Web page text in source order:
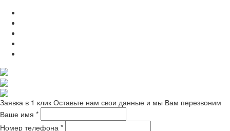
Заявка в 1 клик Оставьте нам свои данные и мы Вам перезвоним
Ваше имя *
Номер телефона *